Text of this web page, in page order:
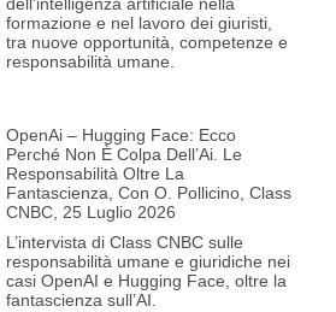
dell’intelligenza artificiale nella
formazione e nel lavoro dei giuristi,
tra nuove opportunità, competenze e
responsabilità umane.
OpenAi – Hugging Face: Ecco
Perché Non È Colpa Dell’Ai. Le
Responsabilità Oltre La
Fantascienza, Con O. Pollicino, Class
CNBC, 25 Luglio 2026
L’intervista di Class CNBC sulle
responsabilità umane e giuridiche nei
casi OpenAI e Hugging Face, oltre la
fantascienza sull’AI.